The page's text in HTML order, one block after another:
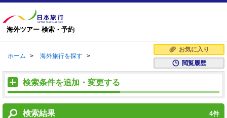
海外ツアー 検索・予約
ホーム > 海外旅行を探す >
お気に入り
閲覧履歴
検索条件を追加・変更する
検索結果 4件